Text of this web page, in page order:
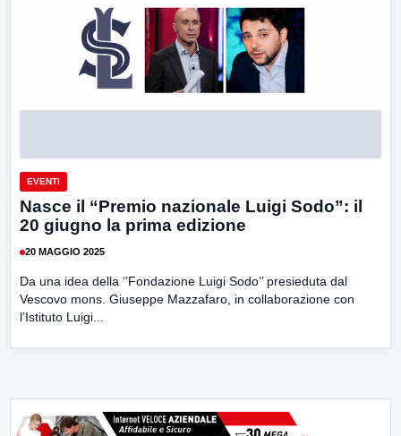
EVENTI
Nasce il “Premio nazionale Luigi Sodo”: il
20 giugno la prima edizione
20 MAGGIO 2025
Da una idea della ‘’Fondazione Luigi Sodo’’ presieduta dal
Vescovo mons. Giuseppe Mazzafaro, in collaborazione con
l’Istituto Luigi...